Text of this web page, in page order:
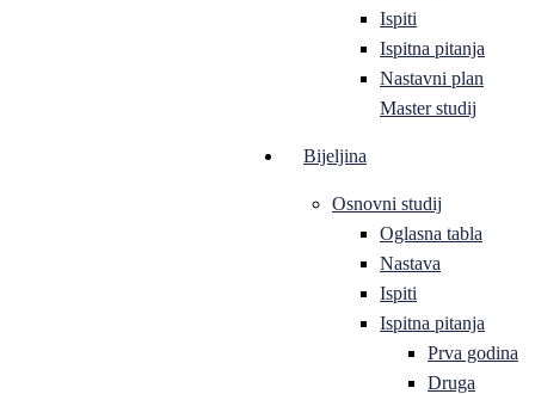
Ispiti
Ispitna pitanja
Nastavni plan
Master studij
Bijeljina
Osnovni studij
Oglasna tabla
Nastava
Ispiti
Ispitna pitanja
Prva godina
Druga